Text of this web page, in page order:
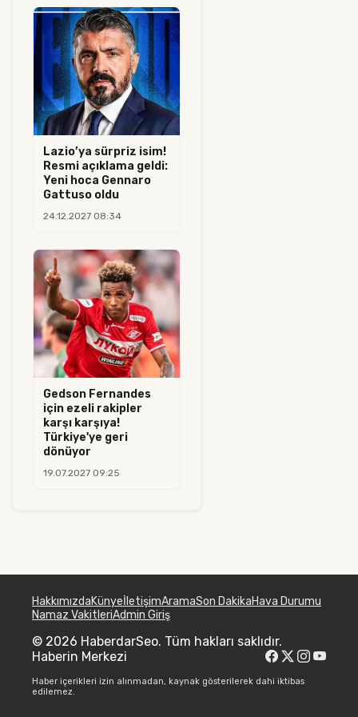
Lazio’ya sürpriz isim!
Resmi açıklama geldi:
Yeni hoca Gennaro
Gattuso oldu
24.12.2027 08:34
Gedson Fernandes
için ezeli rakipler
karşı karşıya!
Türkiye'ye geri
dönüyor
19.07.2027 09:25
HakkımızdaKünyeİletişimAramaSon DakikaHava Durumu
Namaz VakitleriAdmin Giriş
© 2026 HaberdarSeo. Tüm hakları saklıdır.
Haberin Merkezi
Haber içerikleri izin alınmadan, kaynak gösterilerek dahi iktibas
edilemez.